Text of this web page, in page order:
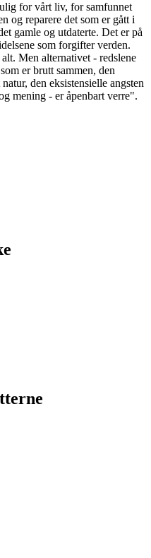
for vårt liv, for samfunnet
og reparere det som er gått i
gamle og utdaterte. Det er på
som forgifter verden.
Men alternativet - redslene
er brutt sammen, den
den eksistensielle angsten
mening - er åpenbart verre".